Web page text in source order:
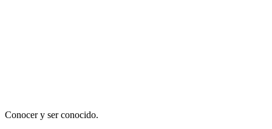
Conocer y ser conocido.